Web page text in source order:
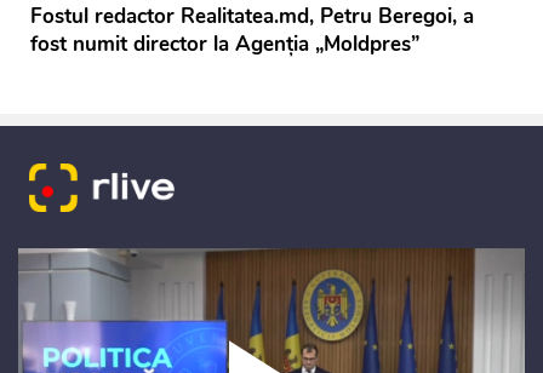
Fostul redactor Realitatea.md, Petru Beregoi, a
fost numit director la Agenția „Moldpres”